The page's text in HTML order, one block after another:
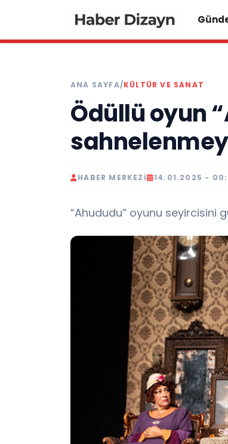
ANA SAYFA/KÜLTÜR VE SANAT
Ödüllü oyun
HABER MERKEZI 14.01.2025 -
“Ahududu” oyunu seyircisini